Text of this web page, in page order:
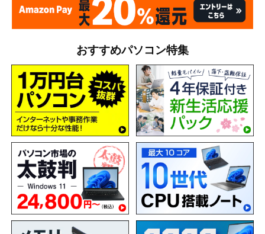
おすすめパソコン特集